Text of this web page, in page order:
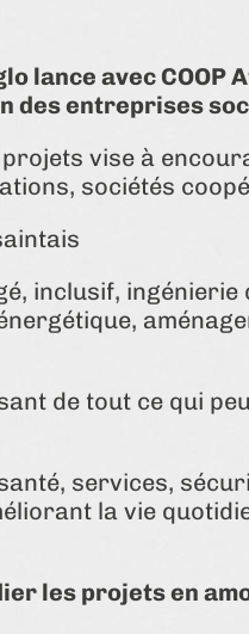
lance avec
des entreprises
projets vise à
sociétés
inclusif,
de tout ce qui
services,
la vie
les projets en